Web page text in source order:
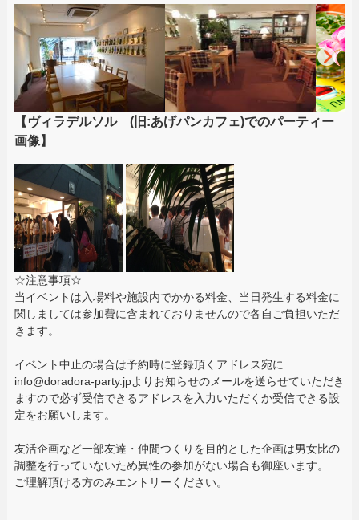
【ヴィラデルソル (旧:あげパンカフェ)でのパーティー
画像】
☆注意事項☆
当イベントは入場料や施設内でかかる料金、当日発生する料金に
関しましては参加費に含まれておりませんので各自ご負担いただ
きます。
イベント中止の場合は予約時に登録頂くアドレス宛に
info@doradora-party.jpよりお知らせのメールを送らせていただき
ますので必ず受信できるアドレスを入力いただくか受信できる設
定をお願いします。
友活企画など一部友達・仲間つくりを目的とした企画は男女比の
調整を行っていないため異性の参加がない場合も御座います。
ご理解頂ける方のみエントリーください。